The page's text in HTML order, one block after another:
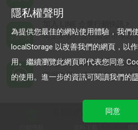
為企業客戶提供最新市場趨
LINE Biz-Solutions
實用教學、成功案例等多樣
服務條款
隱私權聲明
為提供您最佳的網站使用體驗，我們
localStorage 以改善我們的網頁，以
用。繼續瀏覽此網頁即代表您同意
的使用。進一步的資訊可閱讀我們的
同意